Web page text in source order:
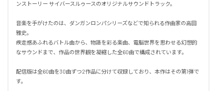
ンストーリー サイバースルゥースのオリジナルサウンドトラック。
音楽を手がけたのは、ダンガンロンパシリーズなどで知られる作曲家の高田
雅史。
疾走感あふれるバトル曲から、物語を彩る楽曲、電脳世界を思わせる幻想的
なサウンドまで、作品の世界観を凝縮した全60曲で構成されています。
配信版は全60曲を30曲ずつ2作品に分けて収録しており、本作はその第1弾で
す。